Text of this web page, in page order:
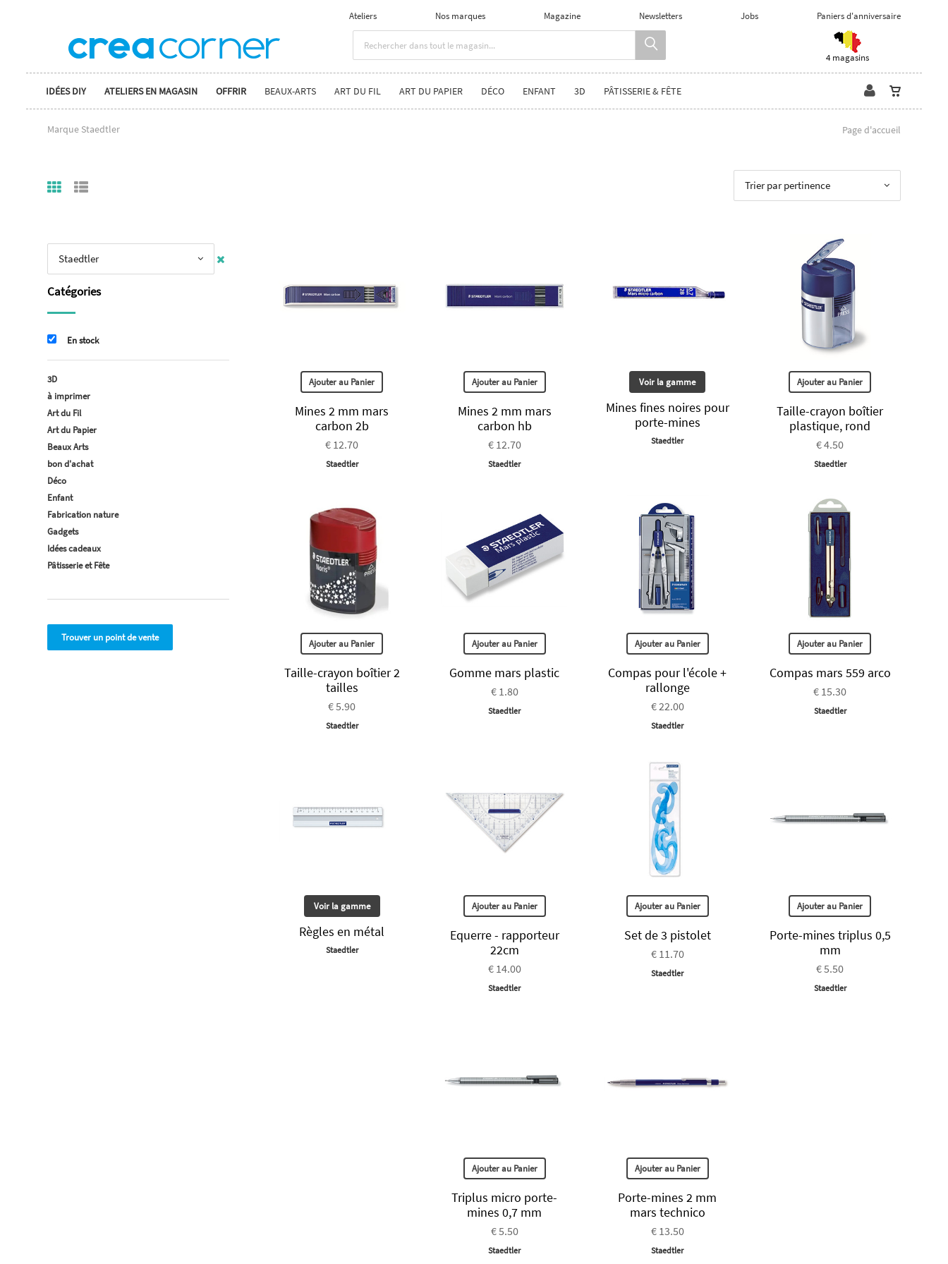
Ateliers Nos marques Magazine Newsletters Jobs Paniers d'anniversaire
4 magasins
IDÉES DIY ATELIERS EN MAGASIN OFFRIR BEAUX-ARTS ART DU FIL ART DU PAPIER DÉCO ENFANT 3D PÂTISSERIE & FÊTE
Marque Staedtler Page d'accueil
Trier par pertinence
Ajouter au Panier
Mines 2 mm mars
carbon 2b
€ 12.70
Staedtler
Ajouter au Panier
Mines 2 mm mars
carbon hb
€ 12.70
Staedtler
Voir la gamme
Mines fines noires pour
porte-mines
Staedtler
Ajouter au Panier
Taille-crayon boîtier
plastique, rond
€ 4.50
Staedtler
Ajouter au Panier
Taille-crayon boîtier 2
tailles
€ 5.90
Staedtler
Ajouter au Panier
Gomme mars plastic
€ 1.80
Staedtler
Ajouter au Panier
Compas pour l'école +
rallonge
€ 22.00
Staedtler
Ajouter au Panier
Compas mars 559 arco
€ 15.30
Staedtler
Voir la gamme
Règles en métal
Staedtler
Ajouter au Panier
Equerre - rapporteur
22cm
€ 14.00
Staedtler
Ajouter au Panier
Set de 3 pistolet
€ 11.70
Staedtler
Ajouter au Panier
Porte-mines triplus 0,5
mm
€ 5.50
Staedtler
Ajouter au Panier
Triplus micro porte-
mines 0,7 mm
€ 5.50
Staedtler
Ajouter au Panier
Porte-mines 2 mm
mars technico
€ 13.50
Staedtler
Staedtler
Catégories
En stock
3D
à imprimer
Art du Fil
Art du Papier
Beaux Arts
bon d'achat
Déco
Enfant
Fabrication nature
Gadgets
Idées cadeaux
Pâtisserie et Fête
Trouver un point de vente